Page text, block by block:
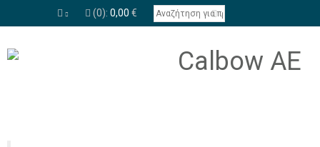
(0): 0,00 €